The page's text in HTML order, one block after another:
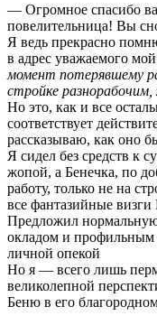
— Огромное спасибо
повелительница! Вы
Я ведь прекрасно
в адрес уважаемого
момент потерявшему
стройке
Но это, как и все
соответствует
рассказываю, как оно
Я сидел без средств к
жопой, а Бенечка, по
работу, только не на
все фантазийные
Предложил
окладом и профильным
личной опекой
Но я — всего лишь
великолепной
Беню в его